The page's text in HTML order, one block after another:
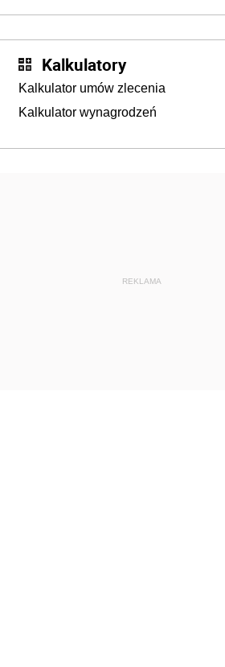
Kalkulatory
Kalkulator umów zlecenia
Kalkulator wynagrodzeń
REKLAMA